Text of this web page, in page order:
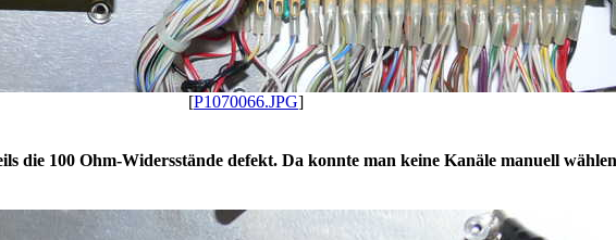
[P1070066.JPG]
die 100 Ohm-Widersstände defekt. Da konnte man keine Kanäle manuell